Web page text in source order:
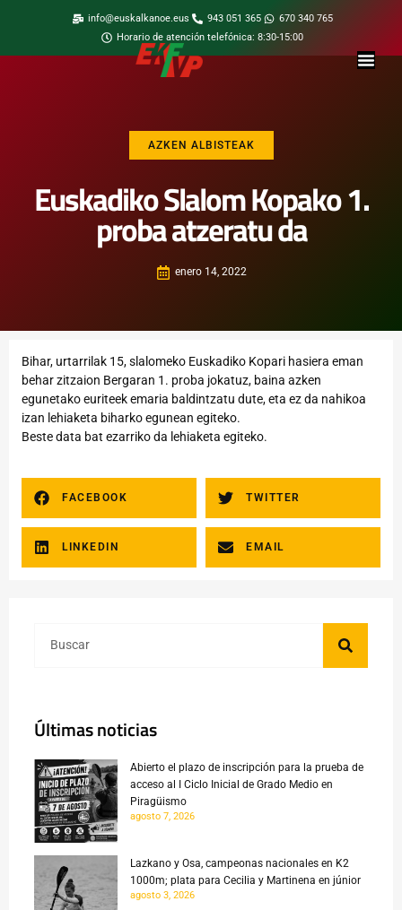
info@euskalkanoe.eus 943 051 365
670 340 765
Horario de atención telefónica: 8:30-15:00
AZKEN ALBISTEAK
Euskadiko Slalom Kopako 1.
proba atzeratu da
enero 14, 2022
Bihar, urtarrilak 15, slalomeko Euskadiko Kopari hasiera eman
behar zitzaion Bergaran 1. proba jokatuz, baina azken
egunetako euriteek emaria baldintzatu dute, eta ez da nahikoa
izan lehiaketa biharko egunean egiteko.
Beste data bat ezarriko da lehiaketa egiteko.
FACEBOOK TWITTER
LINKEDIN EMAIL
Últimas noticias
Abierto el plazo de inscripción para la prueba de
acceso al I Ciclo Inicial de Grado Medio en
Piragüismo
agosto 7, 2026
Lazkano y Osa, campeonas nacionales en K2
1000m; plata para Cecilia y Martinena en júnior
agosto 3, 2026